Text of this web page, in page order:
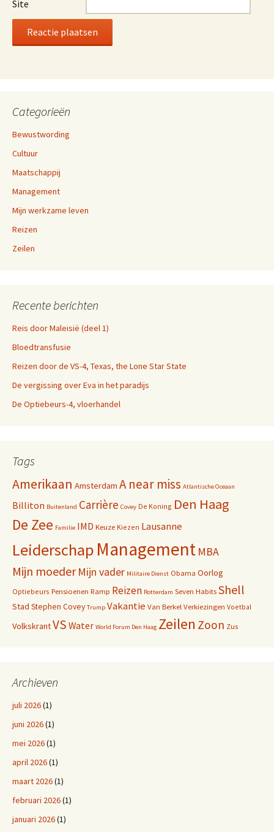
Site
Categorieën
Bewustwording
Cultuur
Maatschappij
Management
Mijn werkzame leven
Reizen
Zeilen
Recente berichten
Reis door Maleisië (deel 1)
Bloedtransfusie
Reizen door de VS-4, Texas, the Lone Star State
De vergissing over Eva in het paradijs
De Optiebeurs-4, vloerhandel
Tags
Amerikaan Amsterdam A near miss Atlantische Oceaan
Billiton Buitenland Carrière Covey De Koning Den Haag
De Zee Familie IMD Keuze Kiezen Lausanne
Leiderschap Management MBA
Mijn moeder Mijn vader Militaire Dienst Obama Oorlog
Optiebeurs Pensioenen Ramp Reizen Rotterdam Seven HabitsShell
Stad Stephen Covey Trump Vakantie Van Berkel Verkiezingen Voetbal
VolkskrantVS Water World Forum Den Haag Zeilen Zoon Zus
Archieven
juli 2026(1)
juni 2026(1)
mei 2026(1)
april 2026(1)
maart 2026(1)
februari 2026(1)
januari 2026(1)